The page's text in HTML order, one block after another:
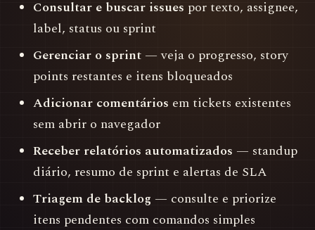
Consultar e buscar issues por texto, assignee,
label, status ou sprint
Gerenciar o sprint — veja o progresso, story
points restantes e itens bloqueados
Adicionar comentários em tickets existentes
sem abrir o navegador
Receber relatórios automatizados — standup
diário, resumo de sprint e alertas de SLA
Triagem de backlog — consulte e priorize
itens pendentes com comandos simples